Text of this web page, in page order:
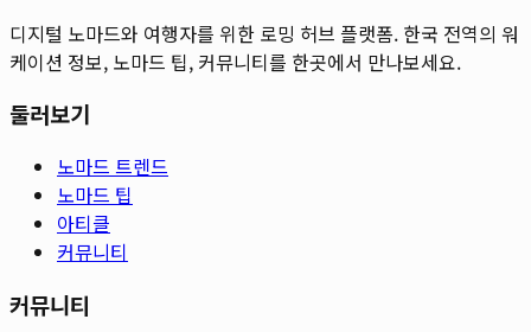
디지털 노마드와 여행자를 위한 로밍 허브 플랫폼. 한국 전역의 워
케이션 정보, 노마드 팁, 커뮤니티를 한곳에서 만나보세요.
둘러보기
노마드 트렌드
노마드 팁
아티클
커뮤니티
커뮤니티